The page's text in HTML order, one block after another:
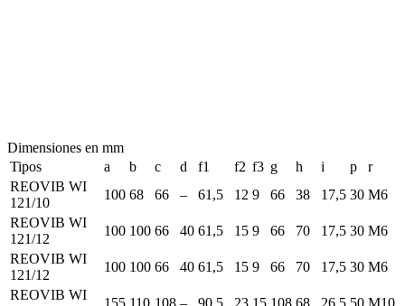
Dimensiones en mm
Tipos
a b c d f1 f2 f3 g h i p
r
REOVIB WI
121/10
100 68 66 – 61,5 12 9 66 38 17,5 30 M6
REOVIB WI
121/12
100 100 66 40 61,5 15 9 66 70 17,5 30 M6
REOVIB WI
121/12
100 100 66 40 61,5 15 9 66 70 17,5 30 M6
REOVIB WI
155 110 108 – 90,5 23 15 108 68 26,5 50 M10